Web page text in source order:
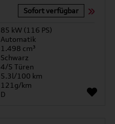
Sofort verfügbar
85 kW (116 PS)
Automatik
1.498 cm³
Schwarz
4/5 Türen
5.3l/100 km
121g/km
D